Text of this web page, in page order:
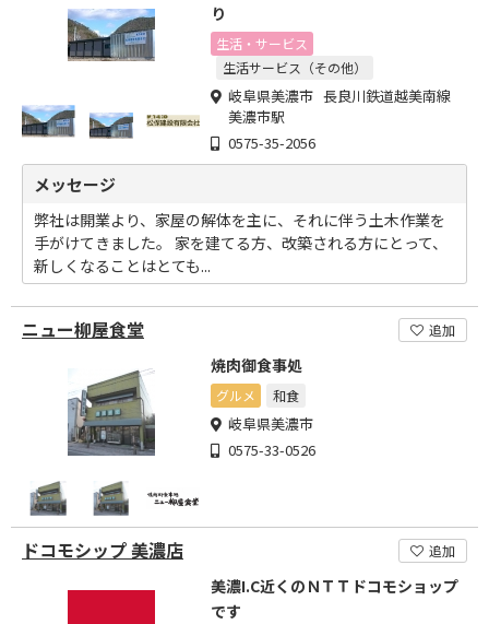
り
生活・サービス
生活サービス（その他）
岐阜県美濃市 長良川鉄道越美南線
美濃市駅
0575-35-2056
メッセージ
弊社は開業より、家屋の解体を主に、それに伴う土木作業を
手がけてきました。 家を建てる方、改築される方にとって、
新しくなることはとても...
ニュー柳屋食堂 追加
焼肉御食事処
グルメ 和食
岐阜県美濃市
0575-33-0526
ドコモシップ 美濃店 追加
美濃I.C近くのＮＴＴドコモショップ
です